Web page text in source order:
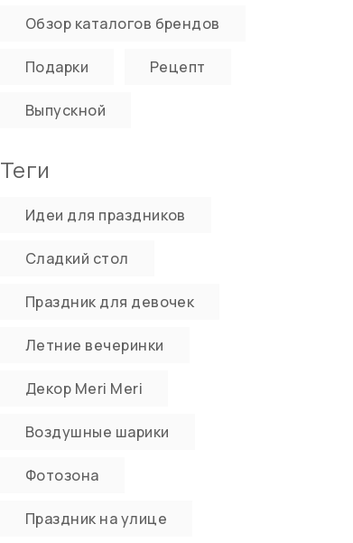
Обзор каталогов брендов
Подарки Рецепт
Выпускной
Теги
Идеи для праздников
Сладкий стол
Праздник для девочек
Летние вечеринки
Декор Meri Meri
Воздушные шарики
Фотозона
Праздник на улице